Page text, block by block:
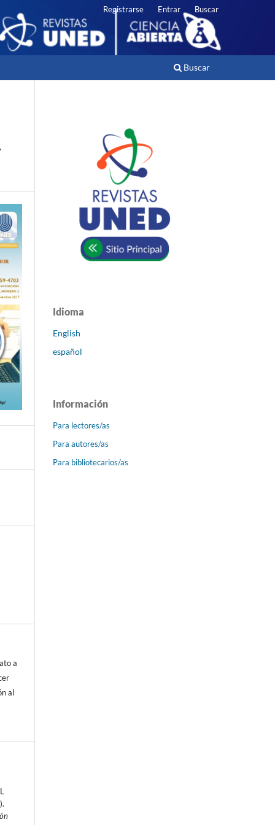
Buscar
Registrarse Entrar Buscar
a
al
Idioma
English
español
Información
Para lectores/as
Para autores/as
Para bibliotecarios/as